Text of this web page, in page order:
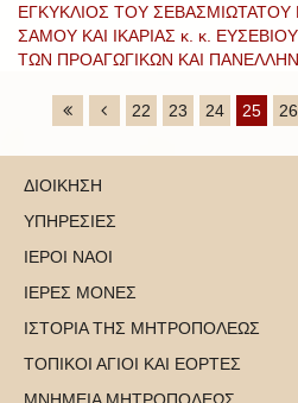
ΕΓΚΥΚΛΙΟΣ ΤΟΥ
ΣΑΜΟΥ ΚΑΙ ΙΚΑΡΙΑΣ κ. κ.
ΤΩΝ ΠΡΟΑΓΩΓΙΚΩΝ ΚΑΙ
22 23 24 25 26
ΔΙΟΙΚΗΣΗ
ΥΠΗΡΕΣΙΕΣ
ΙΕΡΟΙ ΝΑΟΙ
ΙΕΡΕΣ ΜΟΝΕΣ
ΙΣΤΟΡΙΑ ΤΗΣ ΜΗΤΡΟΠΟΛΕΩΣ
ΤΟΠΙΚΟΙ ΑΓΙΟΙ ΚΑΙ ΕΟΡΤΕΣ